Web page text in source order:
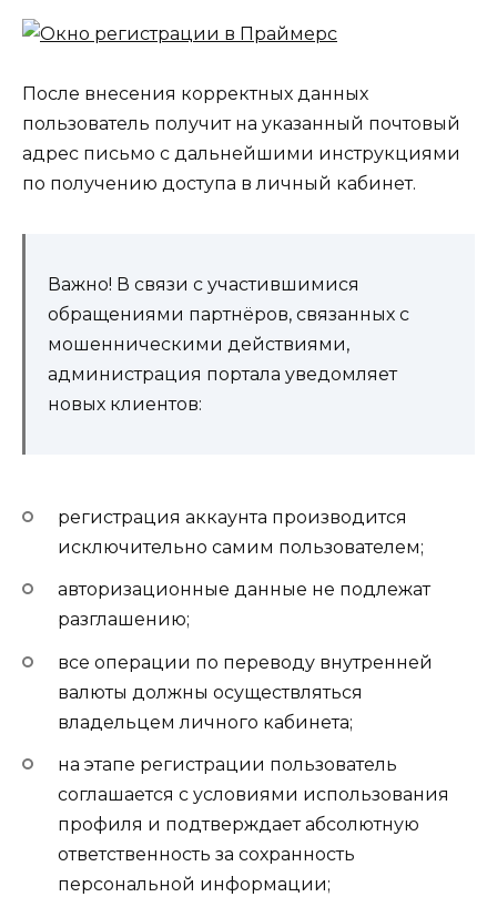
После внесения корректных данных
пользователь получит на указанный почтовый
адрес письмо с дальнейшими инструкциями
по получению доступа в личный кабинет.
Важно! В связи с участившимися
обращениями партнёров, связанных с
мошенническими действиями,
администрация портала уведомляет
новых клиентов:
регистрация аккаунта производится
исключительно самим пользователем;
авторизационные данные не подлежат
разглашению;
все операции по переводу внутренней
валюты должны осуществляться
владельцем личного кабинета;
на этапе регистрации пользователь
соглашается с условиями использования
профиля и подтверждает абсолютную
ответственность за сохранность
персональной информации;